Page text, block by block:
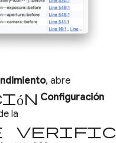
, abre
Configuración
la